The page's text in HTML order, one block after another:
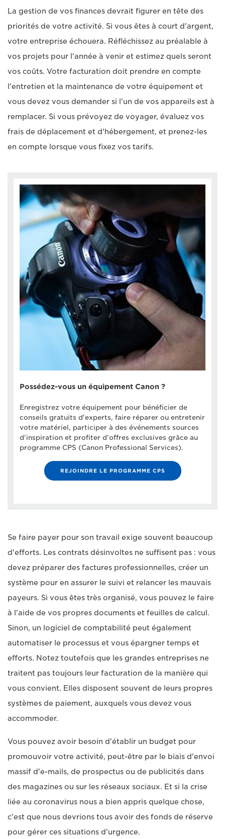
La gestion de vos finances devrait figurer en tête des
priorités de votre activité. Si vous êtes à court d'argent,
votre entreprise échouera. Réfléchissez au préalable à
vos projets pour l'année à venir et estimez quels seront
vos coûts. Votre facturation doit prendre en compte
l'entretien et la maintenance de votre équipement et
vous devez vous demander si l'un de vos appareils est à
remplacer. Si vous prévoyez de voyager, évaluez vos
frais de déplacement et d'hébergement, et prenez-les
en compte lorsque vous fixez vos tarifs.
Possédez-vous un équipement Canon ?
Enregistrez votre équipement pour bénéficier de
conseils gratuits d'experts, faire réparer ou entretenir
votre matériel, participer à des événements sources
d'inspiration et profiter d'offres exclusives grâce au
programme CPS (Canon Professional Services).
REJOINDRE LE PROGRAMME CPS
Se faire payer pour son travail exige souvent beaucoup
d'efforts. Les contrats désinvoltes ne suffisent pas : vous
devez préparer des factures professionnelles, créer un
système pour en assurer le suivi et relancer les mauvais
payeurs. Si vous êtes très organisé, vous pouvez le faire
à l'aide de vos propres documents et feuilles de calcul.
Sinon, un logiciel de comptabilité peut également
automatiser le processus et vous épargner temps et
efforts. Notez toutefois que les grandes entreprises ne
traitent pas toujours leur facturation de la manière qui
vous convient. Elles disposent souvent de leurs propres
systèmes de paiement, auxquels vous devez vous
accommoder.
Vous pouvez avoir besoin d'établir un budget pour
promouvoir votre activité, peut-être par le biais d'envoi
massif d'e-mails, de prospectus ou de publicités dans
des magazines ou sur les réseaux sociaux. Et si la crise
liée au coronavirus nous a bien appris quelque chose,
c'est que nous devrions tous avoir des fonds de réserve
pour gérer ces situations d'urgence.